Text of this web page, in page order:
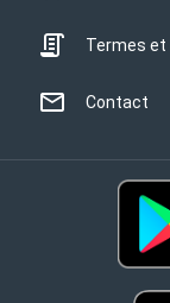
Termes
Contact